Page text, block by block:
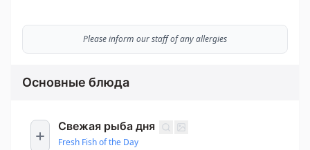
Please inform our staff of any allergies
Основные блюда
Свежая рыба дня
Fresh Fish of the Day